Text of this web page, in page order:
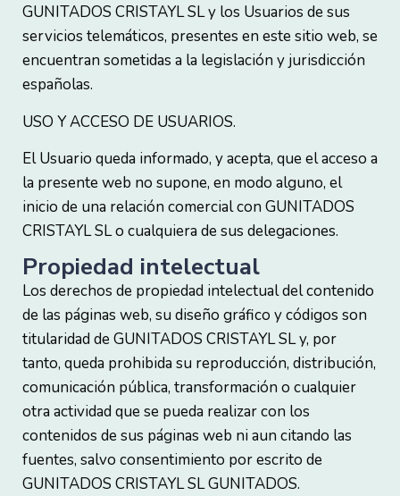
GUNITADOS CRISTAYL SL y los Usuarios de sus
servicios telemáticos, presentes en este sitio web, se
encuentran sometidas a la legislación y jurisdicción
españolas.
USO Y ACCESO DE USUARIOS.
El Usuario queda informado, y acepta, que el acceso a
la presente web no supone, en modo alguno, el
inicio de una relación comercial con GUNITADOS
CRISTAYL SL o cualquiera de sus delegaciones.
Propiedad intelectual
Los derechos de propiedad intelectual del contenido
de las páginas web, su diseño gráfico y códigos son
titularidad de GUNITADOS CRISTAYL SL y, por
tanto, queda prohibida su reproducción, distribución,
comunicación pública, transformación o cualquier
otra actividad que se pueda realizar con los
contenidos de sus páginas web ni aun citando las
fuentes, salvo consentimiento por escrito de
GUNITADOS CRISTAYL SL GUNITADOS.